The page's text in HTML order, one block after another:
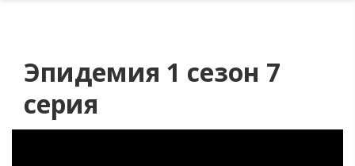
Эпидемия 1 сезон 7
серия